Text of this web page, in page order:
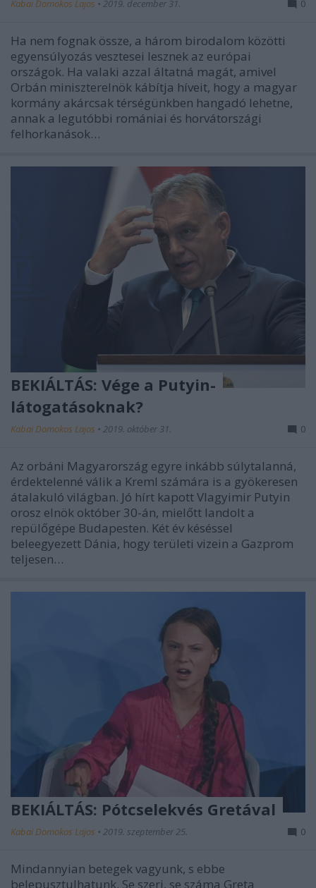
Kabai Domokos Lajos • 2019. december 31. 0
Ha nem fognak össze, a három birodalom közötti
egyensúlyozás vesztesei lesznek az európai
országok. Ha valaki azzal áltatná magát, amivel
Orbán miniszterelnök kábítja híveit, hogy a magyar
kormány akárcsak térségünkben hangadó lehetne,
annak a legutóbbi romániai és horvátországi
felhorkanások…
BEKIÁLTÁS: Vége a Putyin-
látogatásoknak?
Kabai Domokos Lajos • 2019. október 31. 0
Az orbáni Magyarország egyre inkább súlytalanná,
érdektelenné válik a Kreml számára is a gyökeresen
átalakuló világban. Jó hírt kapott Vlagyimir Putyin
orosz elnök október 30-án, mielőtt landolt a
repülőgépe Budapesten. Két év késéssel
beleegyezett Dánia, hogy területi vizein a Gazprom
teljesen…
BEKIÁLTÁS: Pótcselekvés Gretával
Kabai Domokos Lajos • 2019. szeptember 25. 0
Mindannyian betegek vagyunk, s ebbe
belepusztulhatunk. Se szeri, se száma Greta